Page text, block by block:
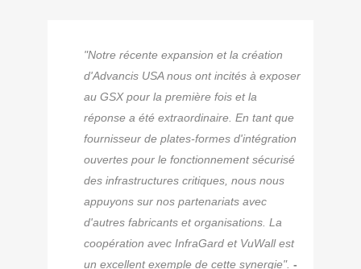
"Notre récente expansion et la création
d'Advancis USA nous ont incités à exposer
au GSX pour la première fois et la
réponse a été extraordinaire. En tant que
fournisseur de plates-formes d'intégration
ouvertes pour le fonctionnement sécurisé
des infrastructures critiques, nous nous
appuyons sur nos partenariats avec
d'autres fabricants et organisations. La
coopération avec InfraGard et VuWall est
un excellent exemple de cette synergie". -